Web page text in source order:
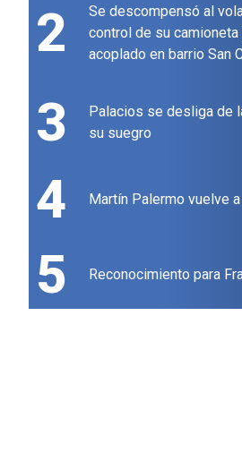
2
Se descompensó al
control de su camioneta
acoplado en barrio San
3
Palacios se desliga de
su suegro
4 Martín Palermo vuelve
5 Reconocimiento para